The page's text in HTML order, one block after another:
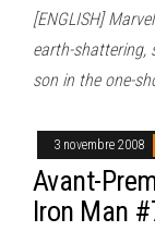
[ENGLISH]
earth-shattering,
son in the one-
3 novembre 2008
Avant-
Iron Man